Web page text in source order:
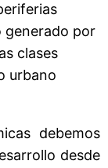
generado por
clases
urbano
debemos
desde